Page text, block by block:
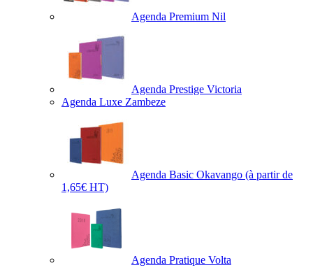
Agenda Premium Nil
Agenda Prestige Victoria
Agenda Luxe Zambeze
Agenda Basic Okavango (à partir de
1,65€ HT)
Agenda Pratique Volta